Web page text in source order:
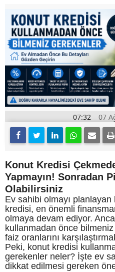
07:32 07
Konut Kredisi
Yapmayın! Sonradan
Olabilirsiniz
Ev sahibi olmayı
kredisi, en önemli
olmaya devam ediyor.
kullanmadan önce
faiz oranlarını
Peki, konut kredisi
gerekenler neler? İşte ev
dikkat edilmesi gereken